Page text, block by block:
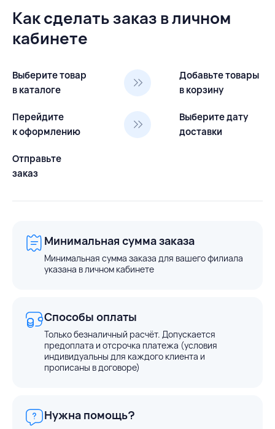
Как сделать заказ в личном
кабинете
Выберите товар
в каталоге
Добавьте товары
в корзину
Перейдите
к оформлению
Выберите дату
доставки
Отправьте
заказ
Минимальная сумма заказа
Минимальная сумма заказа для вашего филиала
указана в личном кабинете
Способы оплаты
Только безналичный расчёт. Допускается
предоплата и отсрочка платежа (условия
индивидуальны для каждого клиента и
прописаны в договоре)
Нужна помощь?